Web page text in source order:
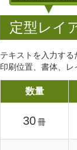
定型レイ
テキストを入力する
印刷位置、書体、レ
数量
30冊